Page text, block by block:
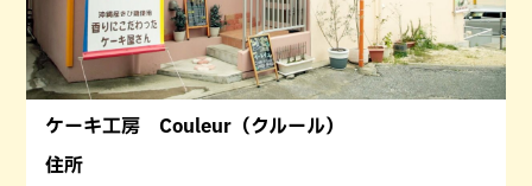
ケーキ工房 Couleur（クルール）
住所